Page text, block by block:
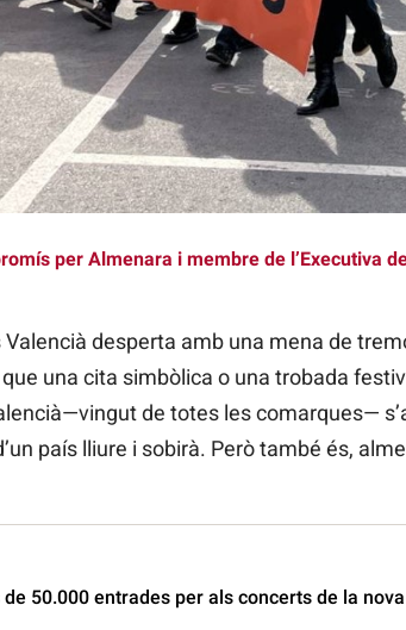
per Almenara i membre de l’Executiva
desperta amb una mena de
una cita simbòlica o una trobada
de totes les comarques—
país lliure i sobirà. Però també és,
50.000 entrades per als concerts de la